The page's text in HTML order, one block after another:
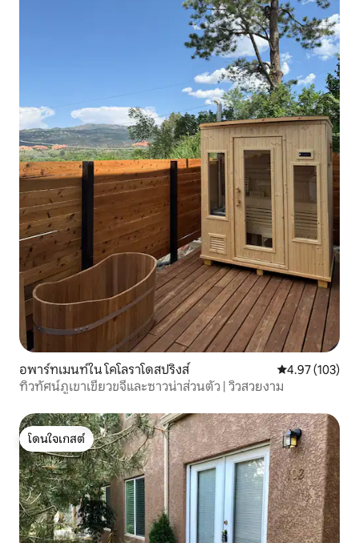
อพาร์ทเมนท์ใน โคโลราโดสปริงส์ คะแนนเฉลี่ย
4.97 (103)
ทิวทัศน์ภูเขาเขียวขจีและซาวน่าส่วนตัว | วิวสวยงาม
โดนใจเกสต์
โดนใจเกสต์